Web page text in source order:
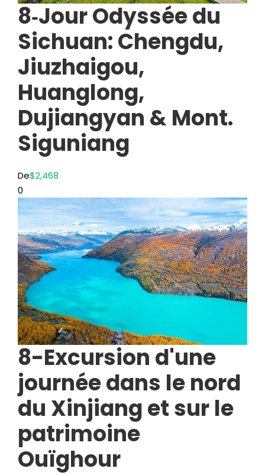
8‑Jour Odyssée du
Sichuan: Chengdu,
Jiuzhaigou,
Huanglong,
Dujiangyan & Mont.
Siguniang
De$2,468
0
8-Excursion d'une
journée dans le nord
du Xinjiang et sur le
patrimoine
Ouïghour